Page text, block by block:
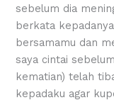
sebelum dia
berkata
bersamamu dan
saya cintai
kematian) telah
kepadaku agar